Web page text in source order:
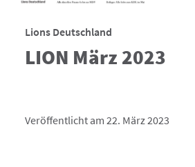
Lions Deutschland
LION März 2023
Veröffentlicht am 22. März 2023